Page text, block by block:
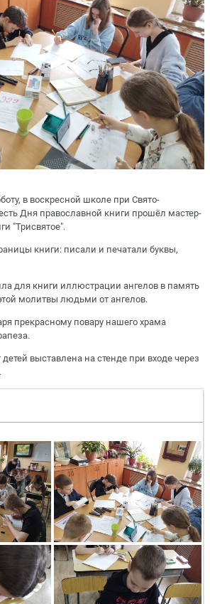
в воскресной школе при Свято-
Дня православной книги прошёл мастер-
"Трисвятое".
книги: писали и печатали буквы,
для книги иллюстрации ангелов в память
молитвы людьми от ангелов.
прекрасному повару нашего храма
детей выставлена на стенде при входе через